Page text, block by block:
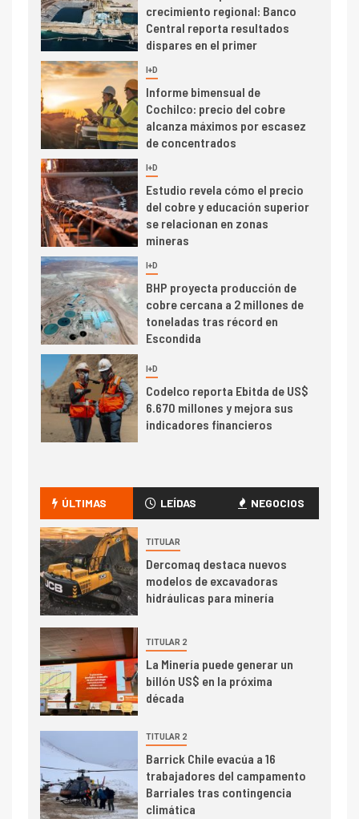
crecimiento regional: Banco
Central reporta resultados
dispares en el primer
4 I+D
Informe bimensual de
Cochilco: precio del cobre
alcanza máximos por escasez
de concentrados
5 I+D
Estudio revela cómo el precio
del cobre y educación superior
se relacionan en zonas
mineras
6 I+D
BHP proyecta producción de
cobre cercana a 2 millones de
toneladas tras récord en
Escondida
I+D
Codelco reporta Ebitda de US$
6.670 millones y mejora sus
indicadores financieros
camión 100% eléctrico para
transportar cátodos al Puerto
2
Producción minera en mayo de
3
PIB minero impacta el
crecimiento regional: Banco
trimestre
I+D
Informe bimensual de
Cochilco: precio del cobre
alcanza máximos por escasez
ÚLTIMAS LEÍDAS NEGOCIOS
TITULAR
Dercomaq destaca nuevos
modelos de excavadoras
hidráulicas para minería
TITULAR 2
La Minería puede generar un
billón US$ en la próxima
década
TITULAR 2
Barrick Chile evacúa a 16
trabajadores del campamento
Barriales tras contingencia
climática